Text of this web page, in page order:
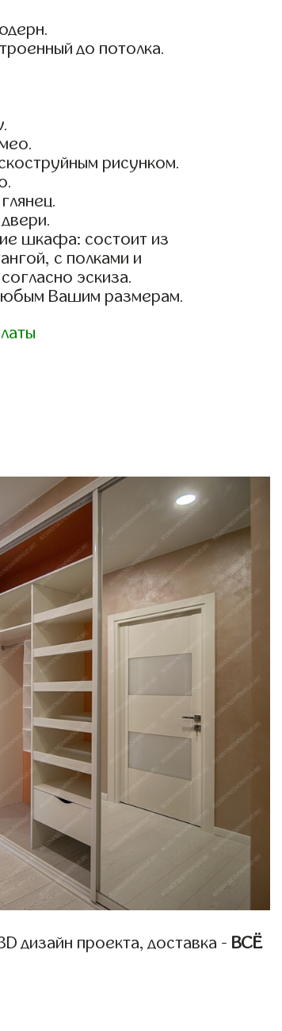
до потолка.
рисунком.
шкафа: состоит из
с полками и
эскиза.
Вашим размерам.
дизайн проекта, доставка - ВСЁ